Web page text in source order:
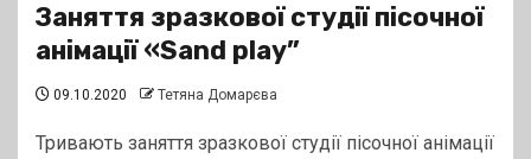
Заняття зразкової студії пісочної
анімації «Sand play”
09.10.2020 Тетяна Домарєва
Тривають заняття зразкової студії пісочної анімації